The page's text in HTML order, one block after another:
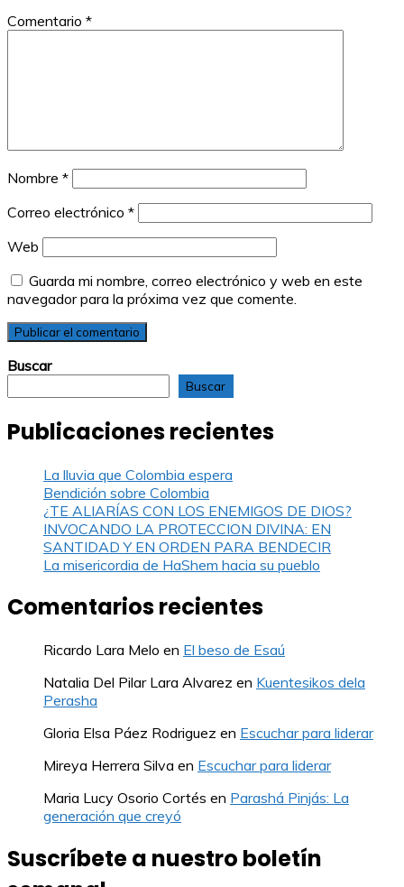
Comentario *
Nombre *
Correo electrónico *
Web
Guarda mi nombre, correo electrónico y web en este
navegador para la próxima vez que comente.
Buscar
Buscar
Publicaciones recientes
La lluvia que Colombia espera
Bendición sobre Colombia
¿TE ALIARÍAS CON LOS ENEMIGOS DE DIOS?
INVOCANDO LA PROTECCION DIVINA: EN
SANTIDAD Y EN ORDEN PARA BENDECIR
La misericordia de HaShem hacia su pueblo
Comentarios recientes
Ricardo Lara Melo en El beso de Esaú
Natalia Del Pilar Lara Alvarez en Kuentesikos dela
Perasha
Gloria Elsa Páez Rodriguez en Escuchar para liderar
Mireya Herrera Silva en Escuchar para liderar
Maria Lucy Osorio Cortés en Parashá Pinjás: La
generación que creyó
Suscríbete a nuestro boletín